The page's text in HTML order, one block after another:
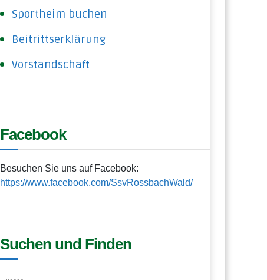
Sportheim buchen
Beitrittserklärung
Vorstandschaft
Facebook
Besuchen Sie uns auf Facebook:
https://www.facebook.com/SsvRossbachWald/
Suchen und Finden